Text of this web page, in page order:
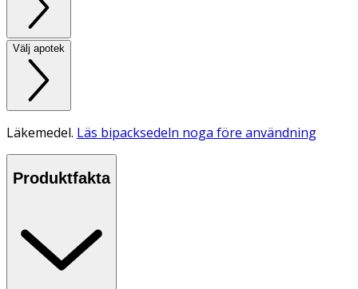
Välj apotek
Läkemedel. Läs bipacksedeln noga före användning
Produktfakta